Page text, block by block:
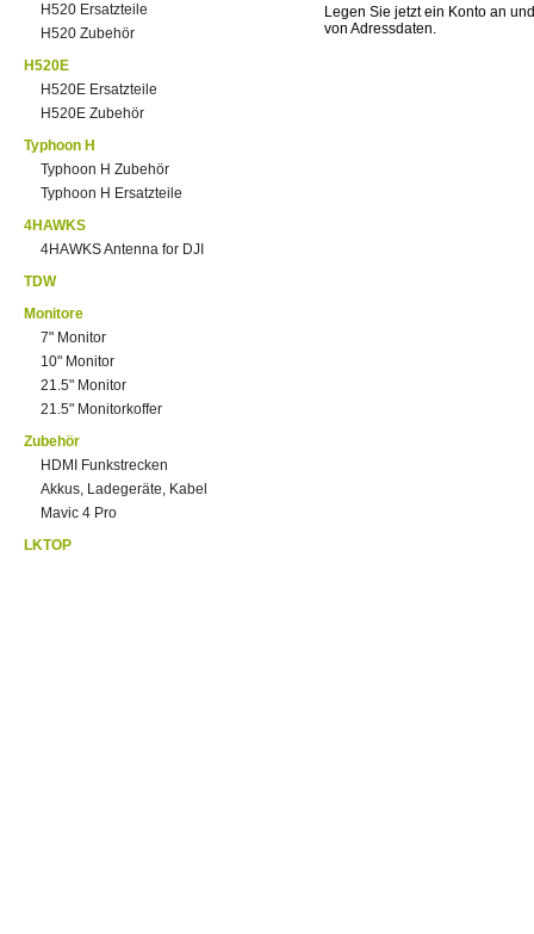
H520 Ersatzteile
H520 Zubehör
H520E
H520E Ersatzteile
H520E Zubehör
Typhoon H
Typhoon H Zubehör
Typhoon H Ersatzteile
4HAWKS
4HAWKS Antenna for DJI
TDW
Monitore
7" Monitor
10" Monitor
21.5" Monitor
21.5" Monitorkoffer
Zubehör
HDMI Funkstrecken
Akkus, Ladegeräte, Kabel
Mavic 4 Pro
LKTOP
Legen Sie jetzt ein Konto an
von Adressdaten.